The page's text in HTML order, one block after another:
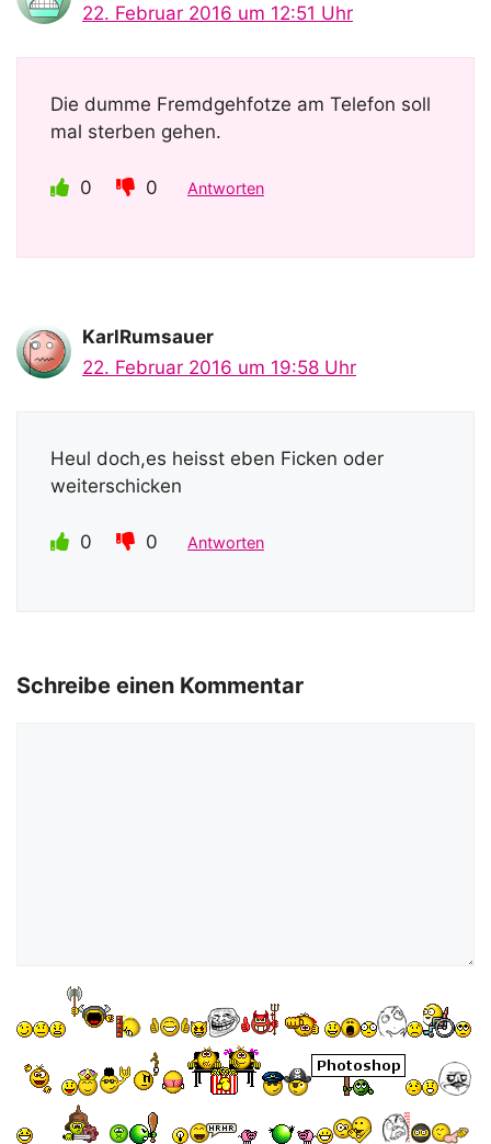
22. Februar 2016 um 12:51 Uhr
Die dumme Fremdgehfotze am Telefon soll
mal sterben gehen.
0 0 Antworten
KarlRumsauer
22. Februar 2016 um 19:58 Uhr
Heul doch,es heisst eben Ficken oder
weiterschicken
0 0 Antworten
Schreibe einen Kommentar